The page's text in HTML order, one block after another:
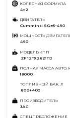
КОЛЕСНАЯ ФОРМУЛА
4×2
ДВИГАТЕЛЬ
Cummins ISGe5-490
МОЩНОСТЬ
490
МОДЕЛЬ КПП
ZF 12TX2621TD
ПОЛНАЯ МАССА АВТО,
18000
ТОПЛИВНЫЙ БАК, Л
800+400
ПРОИЗВОДИТЕЛЬ
JAC
СПЕЦПРЕДЛОЖЕНИЕ